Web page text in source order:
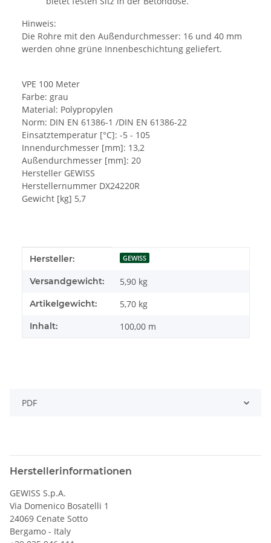
Hinweis:
Die Rohre mit den Außendurchmesser: 16 und 40 mm
werden ohne grüne Innenbeschichtung geliefert.
VPE 100 Meter
Farbe: grau
Material: Polypropylen
Norm: DIN EN 61386-1 /DIN EN 61386-22
Einsatztemperatur [°C]: -5 - 105
Innendurchmesser [mm]: 13,2
Außendurchmesser [mm]: 20
Hersteller GEWISS
Herstellernummer DX24220R
Gewicht [kg] 5,7
Produkteigenschaft
Wert
Hersteller: GEWISS
Versandgewicht: 5,90 kg
Artikelgewicht: 5,70 kg
Inhalt: 100,00 m
PDF
Herstellerinformationen
GEWISS S.p.A.
Via Domenico Bosatelli 1
24069 Cenate Sotto
Bergamo - Italy